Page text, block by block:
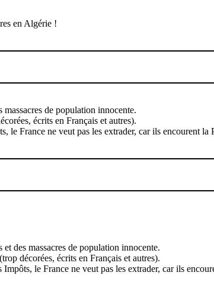
en Algérie !
massacres de population innocente.
écrits en Français et autres).
le France ne veut pas les extrader, car ils encourent
des massacres de population innocente.
décorées, écrits en Français et autres).
le France ne veut pas les extrader, car ils